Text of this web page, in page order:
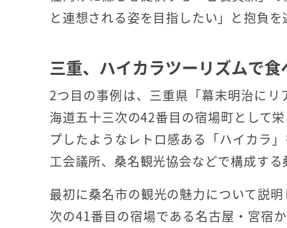
と連想される姿を目指したい」と抱負を
三重、ハイカラツーリズムで食
2つ目の事例は、三重県「幕末明治に
海道五十三次の42番目の宿場町として
プしたようなレトロ感ある「ハイカラ
工会議所、桑名観光協会などで構成す
最初に桑名市の観光の魅力について説
次の41番目の宿場である名古屋・宮宿